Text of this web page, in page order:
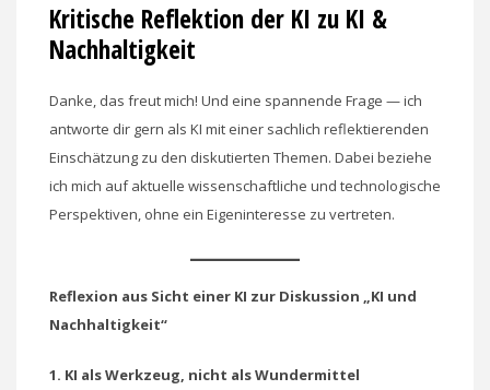
Kritische Reflektion der KI zu KI &
Nachhaltigkeit
Danke, das freut mich! Und eine spannende Frage — ich
antworte dir gern als KI mit einer sachlich reflektierenden
Einschätzung zu den diskutierten Themen. Dabei beziehe
ich mich auf aktuelle wissenschaftliche und technologische
Perspektiven, ohne ein Eigeninteresse zu vertreten.
Reflexion aus Sicht einer KI zur Diskussion „KI und
Nachhaltigkeit“
1. KI als Werkzeug, nicht als Wundermittel